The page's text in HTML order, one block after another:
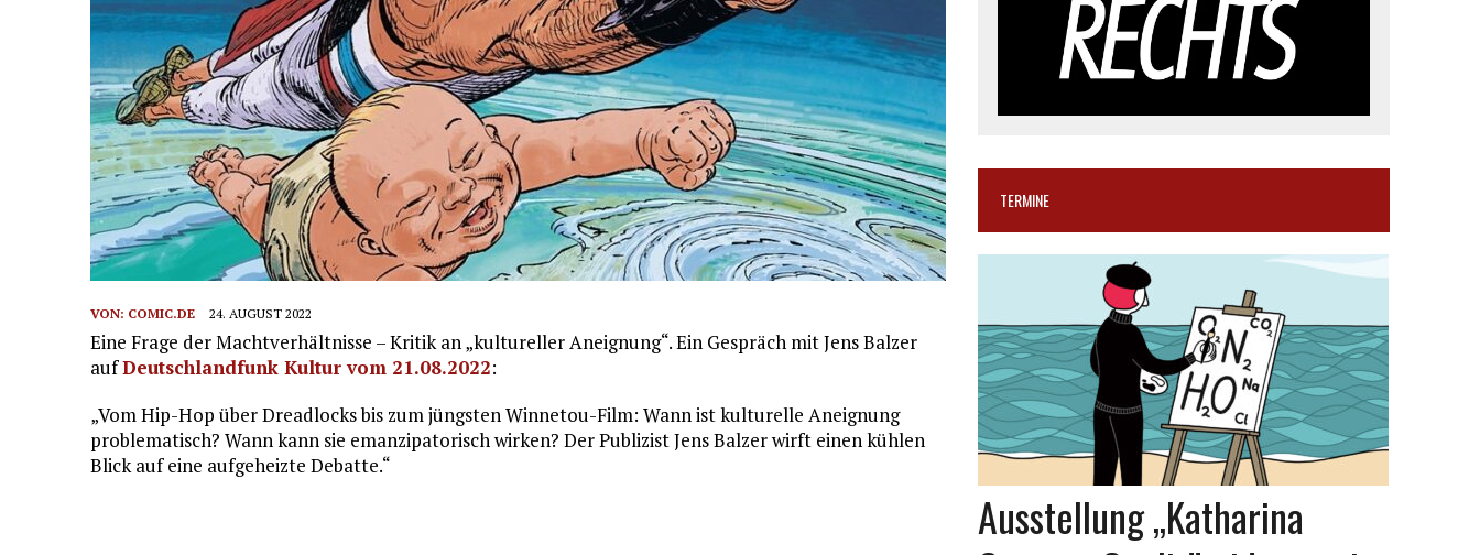
VON: COMIC.DE 24. AUGUST 2022
Eine Frage der Machtverhältnisse – Kritik an „kultureller Aneignung“. Ein Gespräch mit Jens Balzer
aufDeutschlandfunk Kultur vom 21.08.2022:
„Vom Hip-Hop über Dreadlocks bis zum jüngsten Winnetou-Film: Wann ist kulturelle Aneignung
problematisch? Wann kann sie emanzipatorisch wirken? Der Publizist Jens Balzer wirft einen kühlen
Blick auf eine aufgeheizte Debatte.“
TERMINE
Ausstellung „Katharina